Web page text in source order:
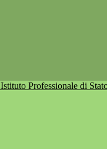
Istituto Professionale di